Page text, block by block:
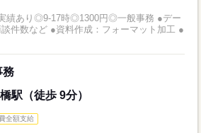
績あり◎9‐17時◎1300円◎一般事務 ●デー
件数など ●資料作成：フォーマット加工 ●
務
駅（徒歩 9分）
全額支給